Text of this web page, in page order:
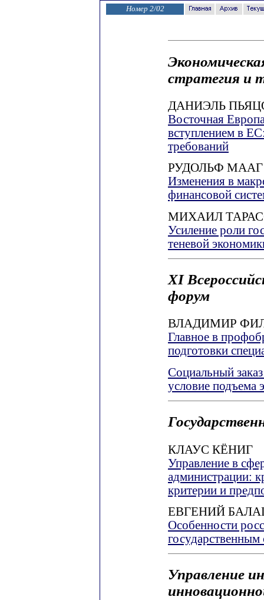
Номер 2/02
стратегия и
ДАНИЭЛЬ
Восточная
вступлением в
требований
РУДОЛЬФ МААГ
Изменения в
финансовой
МИХАИЛ
Усиление роли
теневой
XI
форум
ВЛАДИМИР
Главное в
подготовки
Социальный
условие подъема
КЛАУС КЁНИГ
Управление в
администрации:
критерии и
ЕВГЕНИЙ
Особенности
государственным
Управление